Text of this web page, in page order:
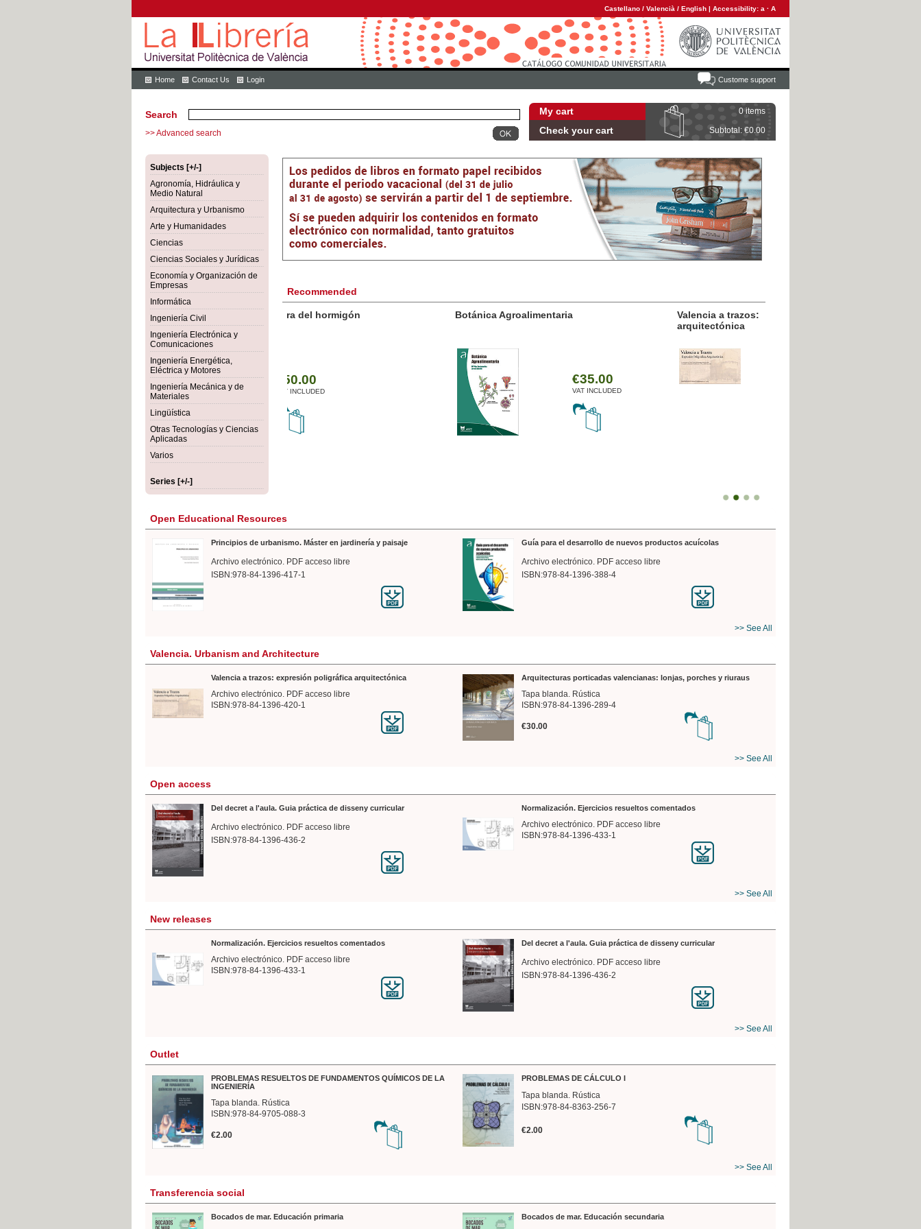
Castellano / Valencià / English | Accessibility: a · A
Custome support
Home Contact Us Login
My cart 0 items
Check your cart Subtotal: €0.00
Search
>> Advanced search
Subjects [+/-]
Agronomía, Hidráulica y
Medio Natural
Arquitectura y Urbanismo
Arte y Humanidades
Ciencias
Ciencias Sociales y Jurídicas
Economía y Organización de
Empresas
Informática
Ingeniería Civil
Ingeniería Electrónica y
Comunicaciones
Ingeniería Energética,
Eléctrica y Motores
Ingeniería Mecánica y de
Materiales
Lingüística
Otras Tecnologías y Ciencias
Aplicadas
Varios
Series [+/-]
Recommended
Botánica Agroalimentaria
Valencia a trazos: expresión poligráfica
Open Educational Resources
Principios de urbanismo. Máster en jardinería y paisaje
Archivo electrónico. PDF acceso libre
ISBN:978-84-1396-417-1
Guía para el desarrollo de nuevos productos acuícolas
Archivo electrónico. PDF acceso libre
ISBN:978-84-1396-388-4
>> See All
Valencia. Urbanism and Architecture
Valencia a trazos: expresión poligráfica arquitectónica
Archivo electrónico. PDF acceso libre
ISBN:978-84-1396-420-1
Arquitecturas porticadas valencianas: lonjas, porches y riuraus
Tapa blanda. Rústica
ISBN:978-84-1396-289-4
€30.00
>> See All
Open access
Del decret a l'aula. Guia práctica de disseny curricular
Archivo electrónico. PDF acceso libre
ISBN:978-84-1396-436-2
Normalización. Ejercicios resueltos comentados
Archivo electrónico. PDF acceso libre
ISBN:978-84-1396-433-1
>> See All
New releases
Normalización. Ejercicios resueltos comentados
Archivo electrónico. PDF acceso libre
ISBN:978-84-1396-433-1
Del decret a l'aula. Guia práctica de disseny curricular
Archivo electrónico. PDF acceso libre
ISBN:978-84-1396-436-2
>> See All
Outlet
PROBLEMAS RESUELTOS DE FUNDAMENTOS QUÍMICOS DE LA
INGENIERÍA
Tapa blanda. Rústica
ISBN:978-84-9705-088-3
€2.00
PROBLEMAS DE CÁLCULO I
Tapa blanda. Rústica
ISBN:978-84-8363-256-7
€2.00
>> See All
Transferencia social
Bocados de mar. Educación primaria Bocados de mar. Educación secundaria